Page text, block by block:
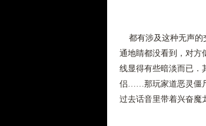
都有涉及这种无声的
通地睛都没看到，对方
线显得有些暗淡而已．
侣……那玩家道恶灵僵
过去话音里带着兴奋魔